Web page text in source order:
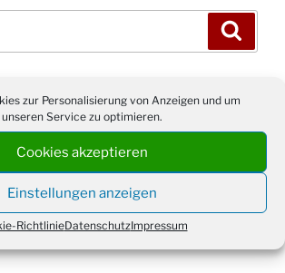
zur Personalisierung von Anzeigen und um
Service zu optimieren.
Cookies akzeptieren
Einstellungen anzeigen
RichtlinieDatenschutzImpressum